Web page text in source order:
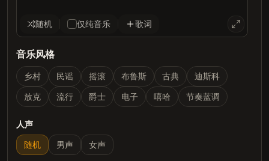
随机 仅纯音乐 歌词
音乐风格
乡村 民谣 摇滚 布鲁斯 古典
迪斯科
放克
流行 爵士 电子 嘻哈 节奏蓝调
人声
随机
男声 女声